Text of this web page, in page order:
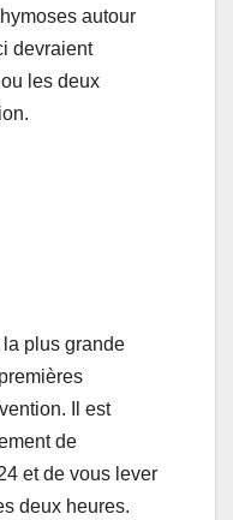
autour
devraient
les deux
plus grande
Il est
de
et de vous lever
deux heures.